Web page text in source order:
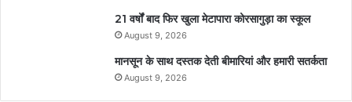
21 वर्षों बाद फिर खुला मेटापारा कोरसागुड़ा का स्कूल
August 9, 2026
मानसून के साथ दस्तक देती बीमारियां और हमारी सतर्कता
August 9, 2026